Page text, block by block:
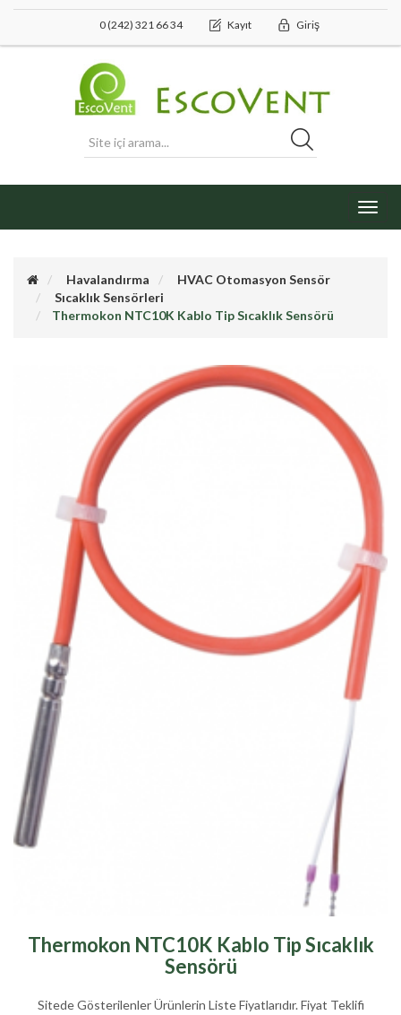
0 (242) 321 66 34 Kayıt Giriş
Havalandırma
HVAC Otomasyon Sensör
Sıcaklık Sensörleri
Thermokon NTC10K Kablo Tip Sıcaklık Sensörü
Thermokon NTC10K Kablo Tip Sıcaklık
Sensörü
Sitede Gösterilenler Ürünlerin Liste Fiyatlarıdır. Fiyat Teklifi